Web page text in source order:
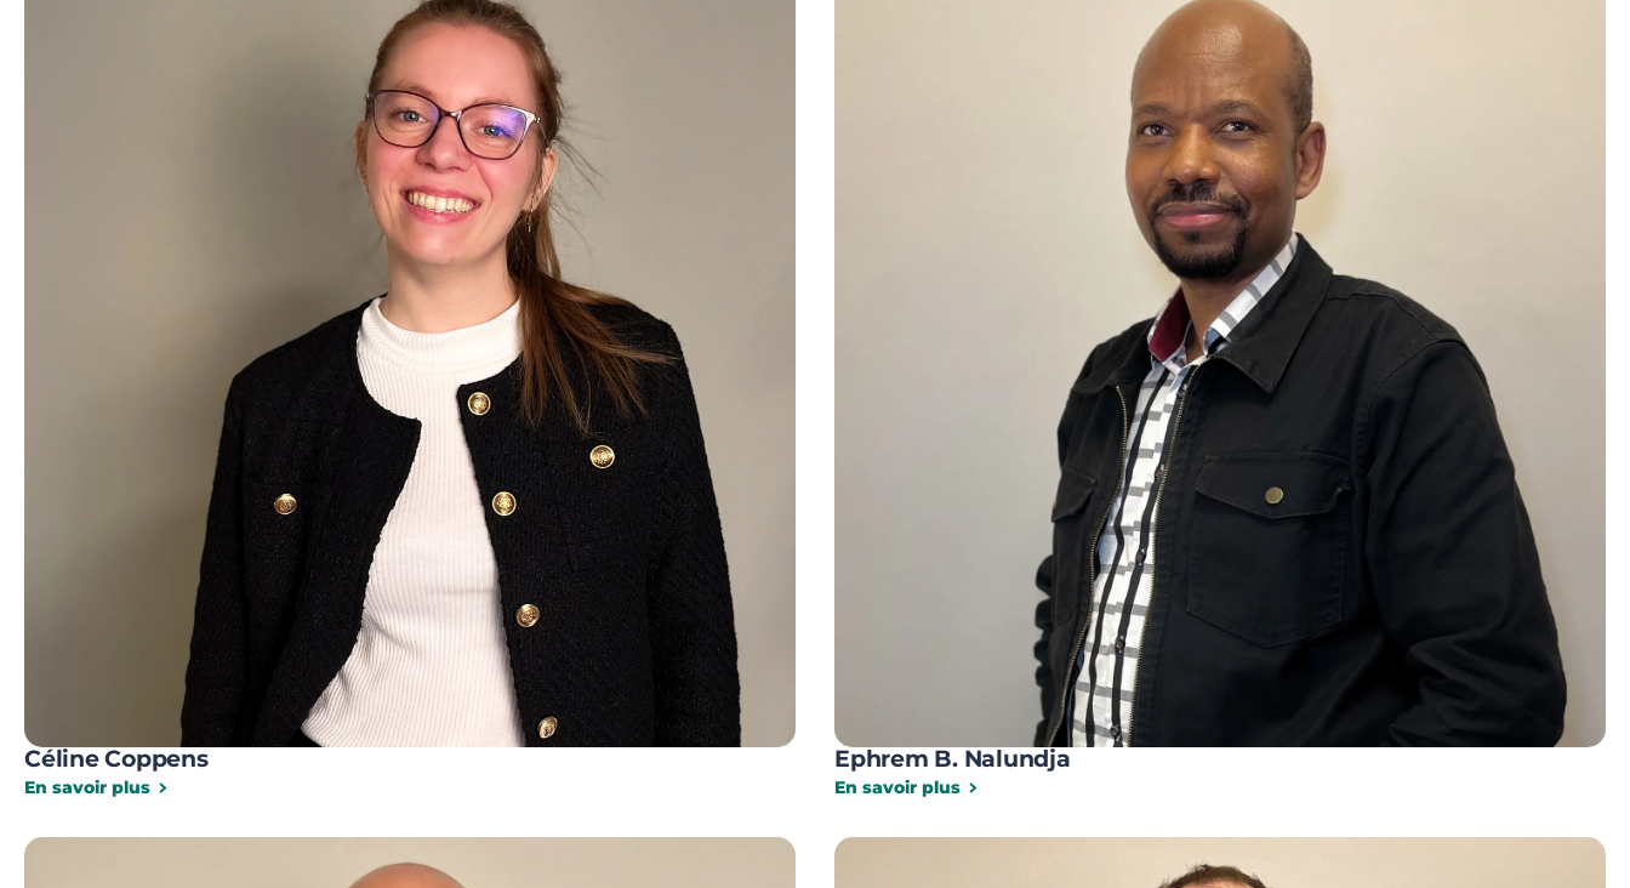
Céline Coppens
En savoir plus
Ephrem B. Nalundja
En savoir plus